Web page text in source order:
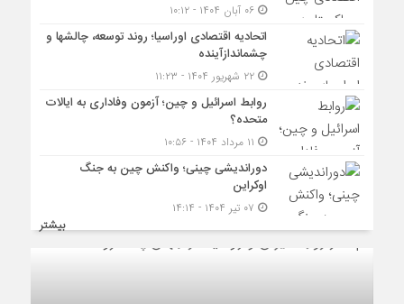
۰۶ آبان ۱۴۰۴ - ۱۰:۱۲
اتحادیه اقتصادی اوراسیا؛ روند توسعه، چالشها و
چشماندازآینده
۲۲ شهریور ۱۴۰۴ - ۱۱:۲۳
روابط اسرائیل و چین؛ آزمون وفاداری به ایالات
متحده؟
دوراندیشی چینی؛ واکنش چین به جنگ
اوکراین
بیشتر